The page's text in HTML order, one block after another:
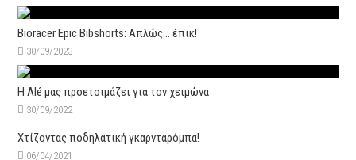
Bioracer Epic Bibshorts: Aπλώς… έπικ!
30/09/2023
Η Alé μας προετοιμάζει για τον χειμώνα
30/09/2022
Χτίζοντας ποδηλατική γκαρνταρόμπα!
06/04/2021